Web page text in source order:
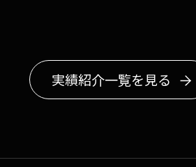
実績紹介一覧を見る